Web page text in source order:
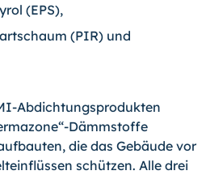
(EPS),
(PIR) und
Abdichtungsprodukten
Dämmstoffe
die das Gebäude vor
schützen. Alle drei